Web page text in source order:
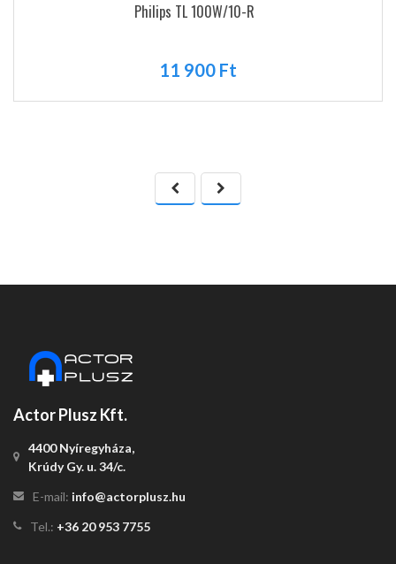
Philips TL 100W/10-R
11 900 Ft
Actor Plusz Kft.
4400 Nyíregyháza,
Krúdy Gy. u. 34/c.
E-mail: info@actorplusz.hu
Tel.: +36 20 953 7755